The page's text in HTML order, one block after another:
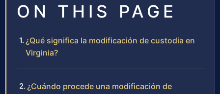
ON THIS PAGE
¿Qué significa la modificación de custodia en
Virginia?
¿Cuándo procede una modificación de